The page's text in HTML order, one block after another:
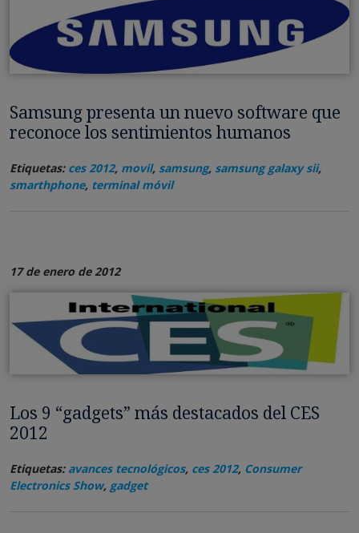
Samsung presenta un nuevo software que
reconoce los sentimientos humanos
Etiquetas: ces 2012, movil, samsung, samsung galaxy sii,
smarthphone, terminal móvil
17 de enero de 2012
Los 9 “gadgets” más destacados del CES
2012
Etiquetas: avances tecnológicos, ces 2012, Consumer
Electronics Show, gadget